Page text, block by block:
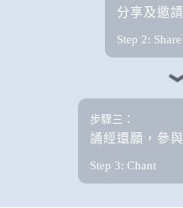
分享及邀
Step 2: Share
步驟三：
誦經還願，參
Step 3: Chant